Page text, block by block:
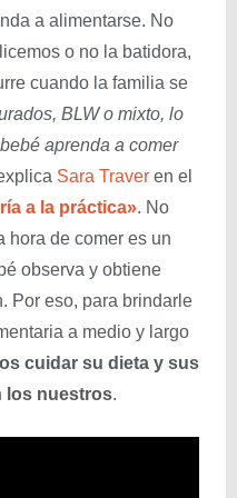
a alimentarse. No
o no la batidora,
cuando la familia se
BLW o mixto, lo
aprenda a comer
Sara Traver en el
a la práctica». No
hora de comer es un
observa y obtiene
Por eso, para brindarle
a medio y largo
cuidar su dieta y sus
los nuestros.